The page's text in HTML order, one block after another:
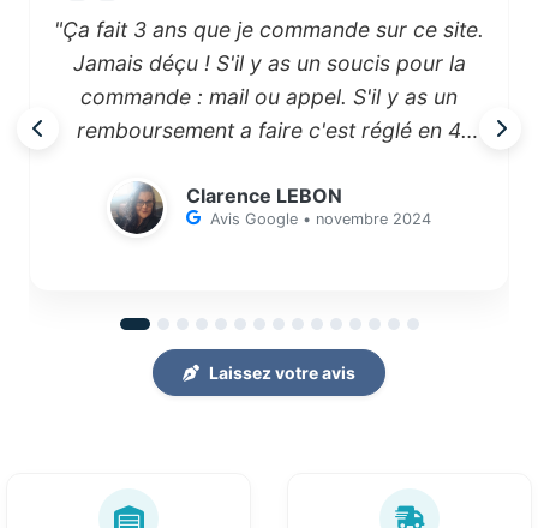
"Ça fait 3 ans que je commande sur ce site.
Jamais déçu ! S'il y as un soucis pour la
commande : mail ou appel. S'il y as un
remboursement a faire c'est réglé en 4
et le petit mot gentil, serviable s'il y as une
erreur quelconque(ça arrive extrêmement
possible !!"
Clarence LEBON
Avis Google • novembre 2024
Laissez votre avis